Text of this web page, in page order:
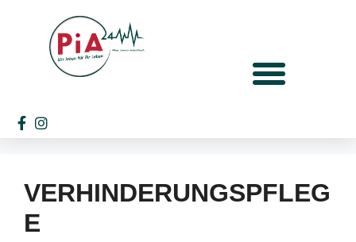
VERHINDERUNGSPFLEG
E